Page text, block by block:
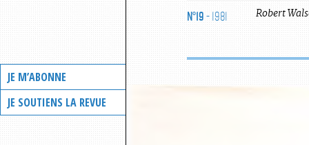
JE M’ABONNE
JE SOUTIENS LA REVUE
N°19- 1981 Robert